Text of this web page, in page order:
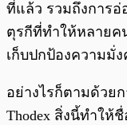
ที่แล้ว รวมถึงการอ่
ตุรกีที่ทำให้หลายค
เก็บปกป้องความมั่
อย่างไรก็ตามด้วย
Thodex สิ่งนี้ทำให้